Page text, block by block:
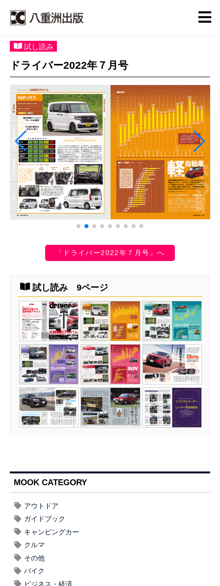
試し読み
ドライバー2022年７月号
「ドライバー2022年７月号」へ
試し読み 9ページ
MOOK CATEGORY
アウトドア
ガイドブック
キャンピングカー
クルマ
その他
バイク
ビジネス・経済